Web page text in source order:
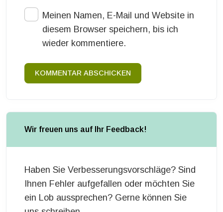
Meinen Namen, E-Mail und Website in
diesem Browser speichern, bis ich
wieder kommentiere.
KOMMENTAR ABSCHICKEN
Wir freuen uns auf Ihr Feedback!
Haben Sie Verbesserungsvorschläge? Sind
Ihnen Fehler aufgefallen oder möchten Sie
ein Lob aussprechen? Gerne können Sie